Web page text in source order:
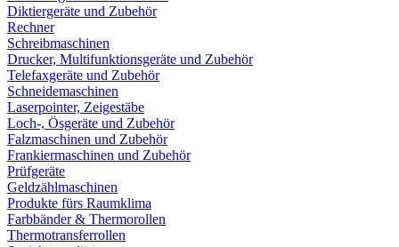
Diktiergeräte und Zubehör
Rechner
Schreibmaschinen
Drucker, Multifunktionsgeräte und Zubehör
Telefaxgeräte und Zubehör
Schneidemaschinen
Laserpointer, Zeigestäbe
Loch-, Ösgeräte und Zubehör
Falzmaschinen und Zubehör
Frankiermaschinen und Zubehör
Prüfgeräte
Geldzählmaschinen
Produkte fürs Raumklima
Farbbänder & Thermorollen
Thermotransferrollen